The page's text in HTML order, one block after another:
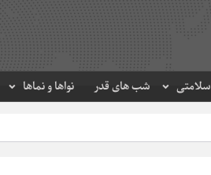
سلامتی شب های قدر نواها و نماها